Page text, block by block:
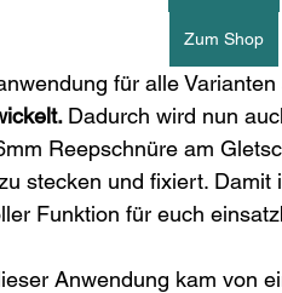
Zum Shop
für alle
Dadurch wird nun
Reepschnüre am
stecken und fixiert.
Funktion für euch
Anwendung kam von